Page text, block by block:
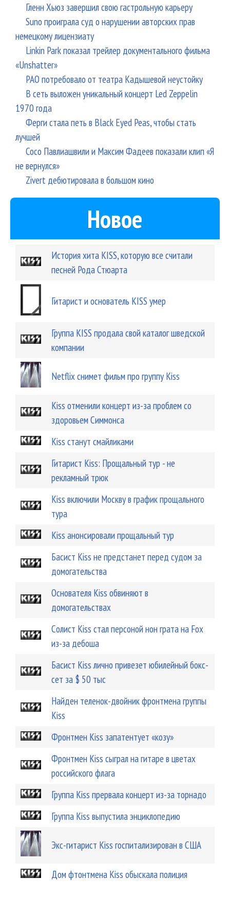
Гленн Хьюз завершил свою гастрольную карьеру
Suno проиграла суд о нарушении авторских прав
немецкому лицензиату
Linkin Park показал трейлер документального фильма
«Unshatter»
РАО потребовало от театра Кадышевой неустойку
В сеть выложен уникальный концерт Led Zeppelin
1970 года
Ферги стала петь в Black Eyed Peas, чтобы стать
лучшей
Сосо Павлиашвили и Максим Фадеев показали клип «Я
не вернулся»
Zivert дебютировала в большом кино
Новое
История хита KISS, которую все считали
песней Рода Стюарта
Гитарист и основатель KISS умер
Группа KISS продала свой каталог шведской
компании
Netflix снимет фильм про группу Kiss
Kiss отменили концерт из-за проблем со
здоровьем Симмонса
Kiss станут смайликами
Гитарист Kiss: Прощальный тур - не
рекламный трюк
Kiss включили Москву в график прощального
тура
Kiss анонсировали прощальный тур
Басист Kiss не предстанет перед судом за
домогательства
Основателя Kiss обвиняют в
домогательствах
Cолист Kiss стал персоной нон грата на Fox
из-за дебоша
Басист Kiss лично привезет юбилейный бокс-
сет за $ 50 тыс
Найден теленок-двойник фронтмена группы
Kiss
Фронтмен Kiss запатентует «козу»
Фронтмен Kiss сыграл на гитаре в цветах
российского флага
Группа Kiss прервала концерт из-за торнадо
Группа Kiss выпустила энциклопедию
Экс-гитарист Kiss госпитализирован в США
Дом фтонтмена Kiss обыскала полиция